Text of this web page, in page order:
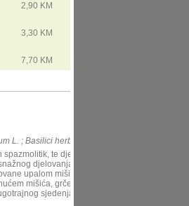
2,90 KM
3,30 KM
7,70 KM
L. ; Basilici herba
te djeluje protuupalno i
djelovanja, može ga se koristiti za
upalom mišića nakon pretjeranih
mišića, grčeva mišića zbog
sjedenja), kod glavobolja i m